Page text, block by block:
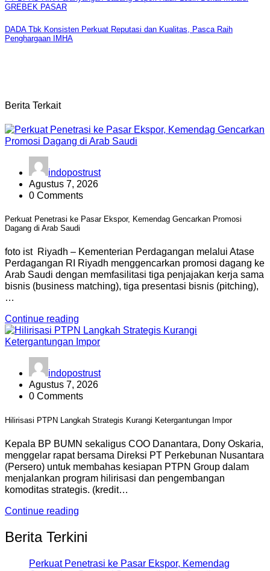
GREBEK PASAR
DADA Tbk Konsisten Perkuat Reputasi dan Kualitas, Pasca Raih
Penghargaan IMHA
Berita Terkait
indopostrust
Agustus 7, 2026
0 Comments
Perkuat Penetrasi ke Pasar Ekspor, Kemendag Gencarkan Promosi
Dagang di Arab Saudi
foto ist Riyadh – Kementerian Perdagangan melalui Atase
Perdagangan RI Riyadh menggencarkan promosi dagang ke
Arab Saudi dengan memfasilitasi tiga penjajakan kerja sama
bisnis (business matching), tiga presentasi bisnis (pitching),
…
Continue reading
indopostrust
Agustus 7, 2026
0 Comments
Hilirisasi PTPN Langkah Strategis Kurangi Ketergantungan Impor
Kepala BP BUMN sekaligus COO Danantara, Dony Oskaria,
menggelar rapat bersama Direksi PT Perkebunan Nusantara
(Persero) untuk membahas kesiapan PTPN Group dalam
menjalankan program hilirisasi dan pengembangan
komoditas strategis. (kredit…
Continue reading
Berita Terkini
Perkuat Penetrasi ke Pasar Ekspor, Kemendag